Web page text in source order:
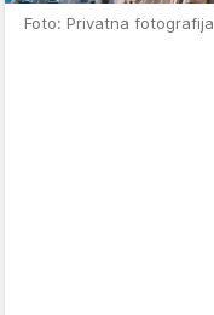
Foto: Privatna fotografija